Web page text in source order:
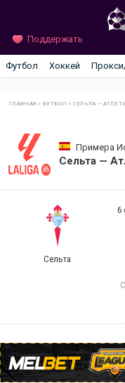
Поддержать
Футбол Хоккей
ГЛАВНАЯ »ФУТБОЛ » СЕЛЬТА —
Примера
Сельта —
Сельта
6